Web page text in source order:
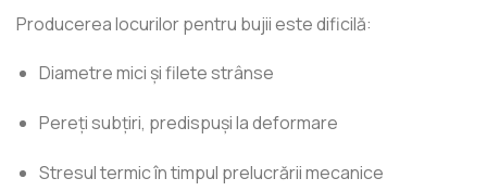
Producerea locurilor pentru bujii este dificilă:
Diametre mici și filete strânse
Pereți subțiri, predispuși la deformare
Stresul termic în timpul prelucrării mecanice